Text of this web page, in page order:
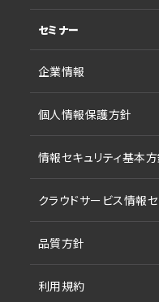
セミナー
企業情報
個人情報保護方針
情報セキュリティ基本
クラウドサービス情報
品質方針
利用規約